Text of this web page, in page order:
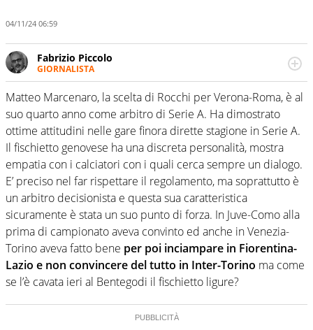
04/11/24 06:59
Fabrizio Piccolo
GIORNALISTA
Nella sua carriera ha seguito numerose manifestazioni
sportive e collaborato con agenzie e testate. Esperienza,
competenza, conoscenza e memoria storica. Si occupa
prevalentemente di calcio
Matteo Marcenaro, la scelta di Rocchi per Verona-Roma, è al
suo quarto anno come arbitro di Serie A. Ha dimostrato
ottime attitudini nelle gare finora dirette stagione in Serie A.
Il fischietto genovese ha una discreta personalità, mostra
empatia con i calciatori con i quali cerca sempre un dialogo.
E’ preciso nel far rispettare il regolamento, ma soprattutto è
un arbitro decisionista e questa sua caratteristica
sicuramente è stata un suo punto di forza. In Juve-Como alla
prima di campionato aveva convinto ed anche in Venezia-
Torino aveva fatto bene per poi inciampare in Fiorentina-
Lazio e non convincere del tutto in Inter-Torino ma come
se l’è cavata ieri al Bentegodi il fischietto ligure?